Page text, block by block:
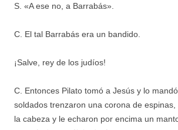
S. «A ese no, a Barrabás».
C. El tal Barrabás era un bandido.
¡Salve, rey de los judíos!
C. Entonces Pilato tomó a Jesús y lo
soldados trenzaron una corona de
la cabeza y le echaron por encima un